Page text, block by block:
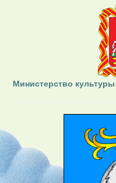
Министерство